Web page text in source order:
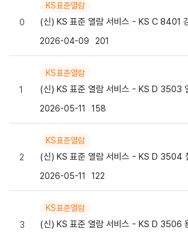
0
KS표준열람
(신) KS 표준 열람 서비스 - KS C 8401
2026-04-09 201
1
KS표준열람
2026-05-11 158
2
KS표준열람
2026-05-11 122
3
KS표준열람